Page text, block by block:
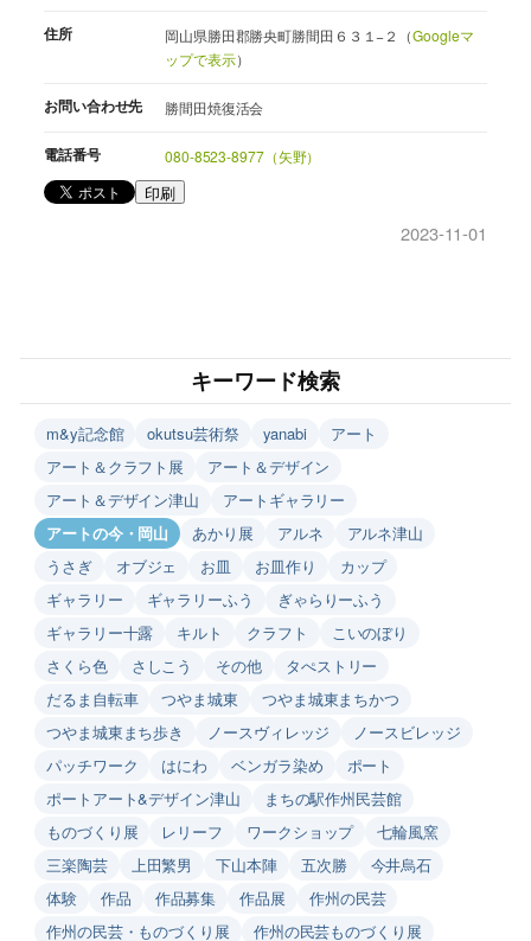
住所 岡山県勝田郡勝央町勝間田６３１−２（Googleマ
ップで表示）
お問い合わせ先 勝間田焼復活会
電話番号 080-8523-8977（矢野）
印刷
2023-11-01
キーワード検索
m&y記念館 okutsu芸術祭 yanabi
アート
アート＆クラフト展
アート＆デザイン
アート＆デザイン津山
アートギャラリー
アートの今・岡山
あかり展 アルネ
アルネ津山
うさぎ
オブジェ お皿 お皿作り
カップ
ギャラリー
ギャラリーふう
ぎゃらりーふう
ギャラリー十露
キルト クラフト
こいのぼり
さくら色
さしこう その他
タぺストリー
だるま自転車
つやま城東
つやま城東まちかつ
つやま城東まち歩き
ノースヴィレッジ
ノースビレッジ
パッチワーク
はにわ ベンガラ染め
ポート
ポートアート&デザイン津山
まちの駅作州民芸館
ものづくり展
レリーフ ワークショップ
七輪風窯
三楽陶芸
上田繁男 下山本陣 五次勝
今井烏石
体験
作品 作品募集 作品展
作州の民芸
作州の民芸・ものづくり展
作州の民芸ものづくり展